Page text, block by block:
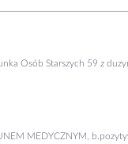
Osób Starszych 59 z
MEDYCZNYM,